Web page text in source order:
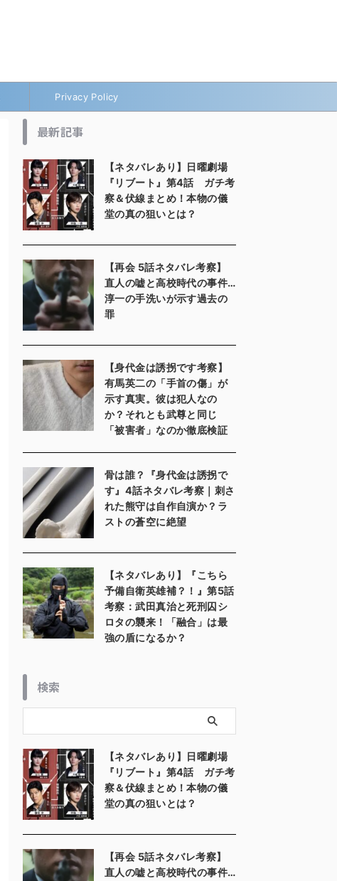
Privacy Policy
最新記事
【ネタバレあり】日曜劇場
『リブート』第4話 ガチ考
察＆伏線まとめ！本物の儀
堂の真の狙いとは？
【再会 5話ネタバレ考察】
直人の嘘と高校時代の事件…
淳一の手洗いが示す過去の
罪
【身代金は誘拐です考察】
有馬英二の「手首の傷」が
示す真実。彼は犯人なの
か？それとも武尊と同じ
「被害者」なのか徹底検証
骨は誰？『身代金は誘拐で
す』4話ネタバレ考察｜刺さ
れた熊守は自作自演か？ラ
ストの蒼空に絶望
【ネタバレあり】『こちら
予備自衛英雄補？！』第5話
考察：武田真治と死刑囚シ
ロタの襲来！「融合」は最
強の盾になるか？
検索
【ネタバレあり】日曜劇場
『リブート』第4話 ガチ考
察＆伏線まとめ！本物の儀
堂の真の狙いとは？
【再会 5話ネタバレ考察】
直人の嘘と高校時代の事件…